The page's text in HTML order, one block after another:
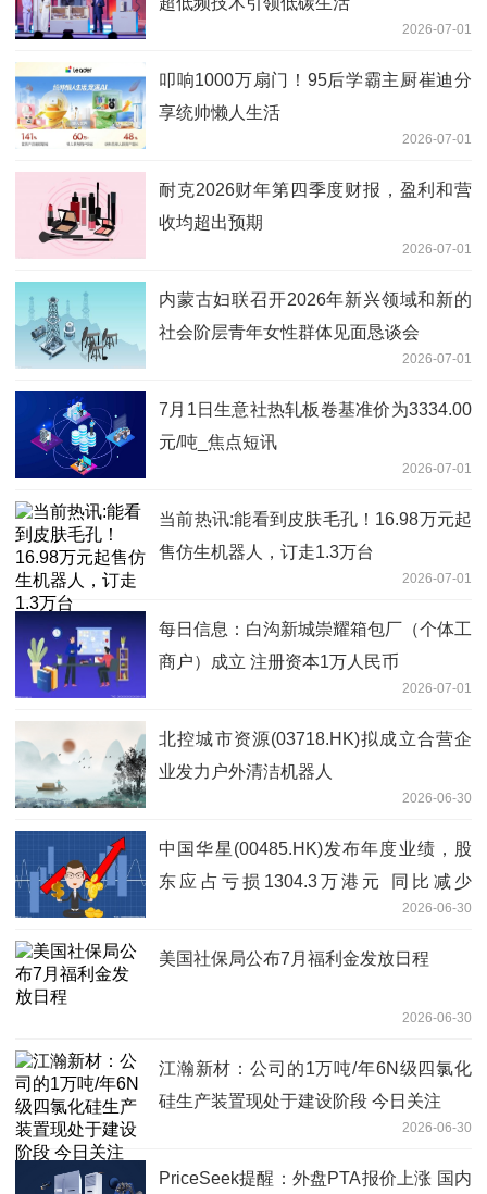
2026-07-01
叩响1000万扇门！95后学霸主厨崔迪分
享统帅懒人生活
2026-07-01
耐克2026财年第四季度财报，盈利和营
收均超出预期
2026-07-01
内蒙古妇联召开2026年新兴领域和新的
社会阶层青年女性群体见面恳谈会
2026-07-01
7月1日生意社热轧板卷基准价为3334.00
元/吨_焦点短讯
2026-07-01
当前热讯:能看到皮肤毛孔！16.98万元起
售仿生机器人，订走1.3万台
2026-07-01
每日信息：白沟新城崇耀箱包厂（个体工
商户）成立 注册资本1万人民币
2026-07-01
北控城市资源(03718.HK)拟成立合营企
业发力户外清洁机器人
2026-06-30
中国华星(00485.HK)发布年度业绩，股
东应占亏损1304.3万港元 同比减少
2026-06-30
美国社保局公布7月福利金发放日程
2026-06-30
江瀚新材：公司的1万吨/年6N级四氯化
硅生产装置现处于建设阶段 今日关注
2026-06-30
PriceSeek提醒：外盘PTA报价上涨 国内